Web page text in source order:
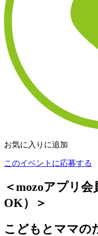
お気に入りに追加
このイベントに応募する
＜mozoアプリ
OK）＞
こどもとママの